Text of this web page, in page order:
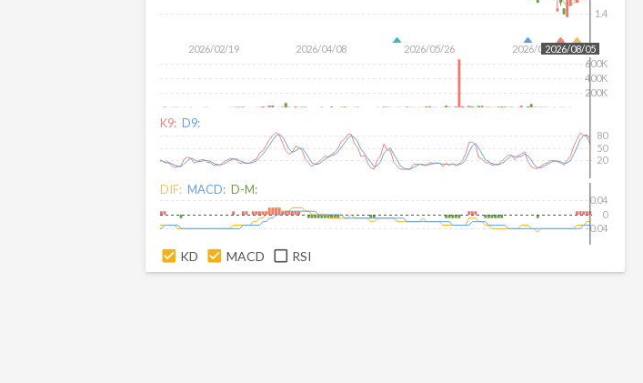
2026/02/19 2026/04/08 2026/05/26 2026/07/14
1.4
2026/08/05
200K
400K
600K
K9: D9:
20
50
80
DIF: MACD: D-M:
-0.04
0
0.04
KD MACD RSI